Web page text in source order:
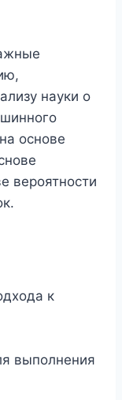
науки о
основе
вероятности
к
выполнения